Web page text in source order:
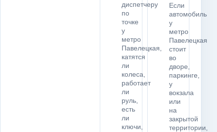
диспетчеру
по
точке
у
метро
Павелецкая,
катятся
ли
колеса,
работает
ли
руль,
есть
ли
ключи,
Если
автомобиль
у
метро
Павелецкая
стоит
во
дворе,
паркинге,
у
вокзала
или
на
закрытой
территории,